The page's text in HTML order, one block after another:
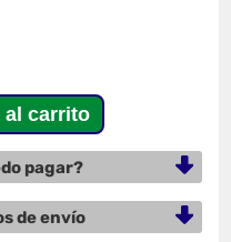
pagar?
de envío